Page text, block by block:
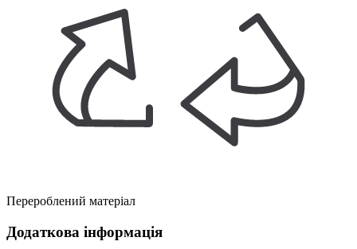
Перероблений матеріал
Додаткова інформація